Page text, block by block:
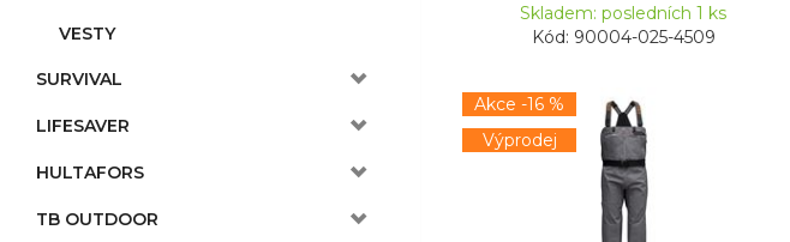
VESTY
SURVIVAL
LIFESAVER
HULTAFORS
TB OUTDOOR
Skladem: posledních 1 ks
Kód: 90004-025-4509
Akce -16 %
Výprodej